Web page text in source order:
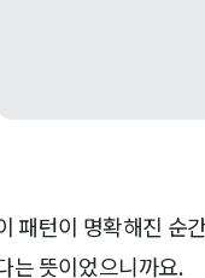
패턴이 명확해진 순
는 뜻이었으니까요.